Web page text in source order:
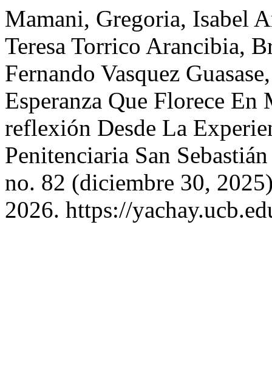
Mamani, Gregoria, Isabel
Teresa Torrico Arancibia,
Fernando Vasquez
Esperanza Que Florece
reflexión Desde La
Penitenciaria San
no. 82 (diciembre 30,
2026. https://